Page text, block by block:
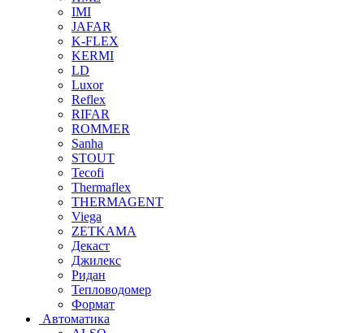
IMI
JAFAR
K-FLEX
KERMI
LD
Luxor
Reflex
RIFAR
ROMMER
Sanha
STOUT
Tecofi
Thermaflex
THERMAGENT
Viega
ZETKAMA
Декаст
Джилекс
Ридан
Тепловодомер
Формат
Автоматика